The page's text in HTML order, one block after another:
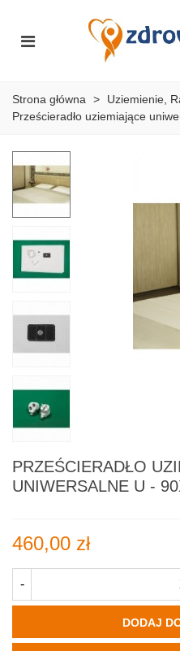
Strona główna > Uziemienie,
Prześcieradło uziemiające
PRZEŚCIERADŁO
UNIWERSALNE U -
460,00 zł
-
DODAJ